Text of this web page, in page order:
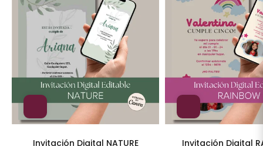
Invitación Digital NATURE Invitación Digital